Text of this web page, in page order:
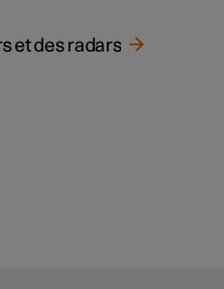
et des radars